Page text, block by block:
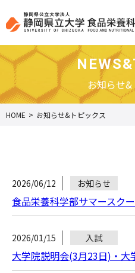
お知らせ
HOME > お知らせ&トピックス
2026/06/12 お知らせ
食品栄養科学部サマースク
2026/01/15 入試
大学院説明会(3月23日)・大